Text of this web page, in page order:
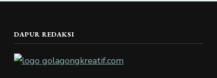
DAPUR REDAKSI